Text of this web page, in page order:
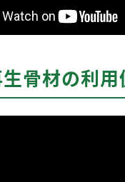
骨材の利用